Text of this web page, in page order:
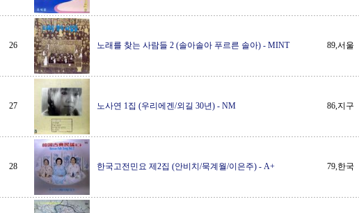
26 노래를 찾는 사람들 2 (솔아솔아 푸르른 솔아) - MINT 89,서울
27 노사연 1집 (우리에겐/외길 30년) - NM 86,지구
28 한국고전민요 제2집 (안비치/묵계월/이은주) - A+ 79,한국